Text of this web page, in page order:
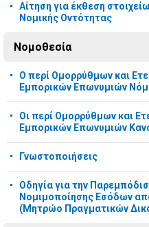
Αίτηση για έκθεση
Νομικής Οντότητας
Νομοθεσία
Ο περί Ομορρύθμων και
Εμπορικών Επωνυμιών
Οι περί Ομορρύθμων και
Εμπορικών Επωνυμιών
Γνωστοποιήσεις
Οδηγία για την
Νομιμοποίησης Εσόδων
(Μητρώο Πραγματικών